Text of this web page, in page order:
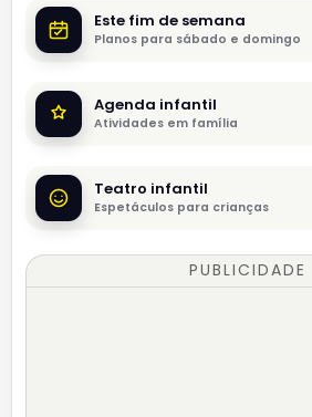
Este fim de semana
Planos para sábado e domingo
Agenda infantil
Atividades em família
Teatro infantil
Espetáculos para crianças
PUBLICIDADE